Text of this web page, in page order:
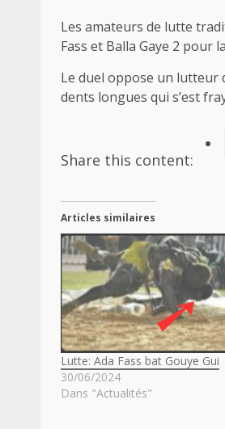
Les amateurs de lutte
Fass et Balla Gaye 2 pour
Le duel oppose un lutteur
dents longues qui s’est
Share this content:
Articles similaires
Lutte: Ada Fass bat Gouye Gui
30/06/2024
Dans "Actualités"